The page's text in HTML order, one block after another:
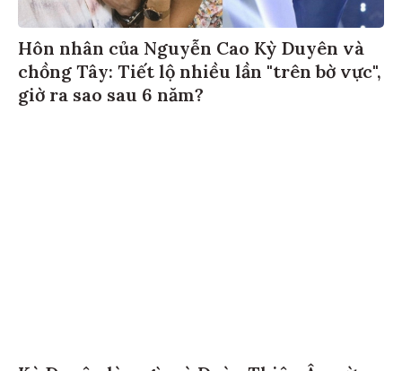
Hôn nhân của Nguyễn Cao Kỳ Duyên và
chồng Tây: Tiết lộ nhiều lần "trên bờ vực",
giờ ra sao sau 6 năm?